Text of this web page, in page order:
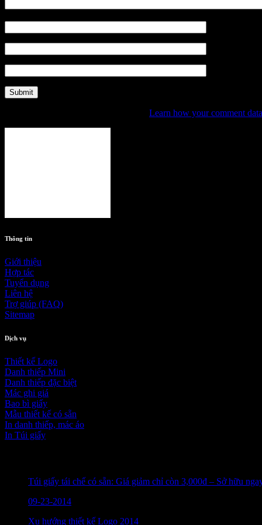
Learn how your comment
Thông tin
Giới thiệu
Hợp tác
Tuyển dụng
Liên hệ
Trợ giúp (FAQ)
Sitemap
Dịch vụ
Thiết kế Logo
Danh thiếp Mini
Danh thiếp đặc biệt
Mác ghi giá
Bao bì giấy
Mẫu thiết kế có sẵn
In danh thiếp, mác áo
In Túi giấy
Túi giấy tái chế có sẵn: Giá giảm chỉ còn 3,000đ – Sở hữu
09-23-2014
Xu hướng thiết kế Logo 2014